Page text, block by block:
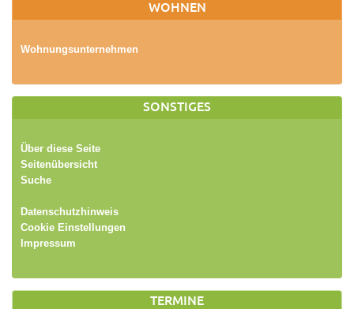
WOHNEN
Wohnungsunternehmen
SONSTIGES
Über diese Seite
Seitenübersicht
Suche
Datenschutzhinweis
Cookie Einstellungen
Impressum
TERMINE